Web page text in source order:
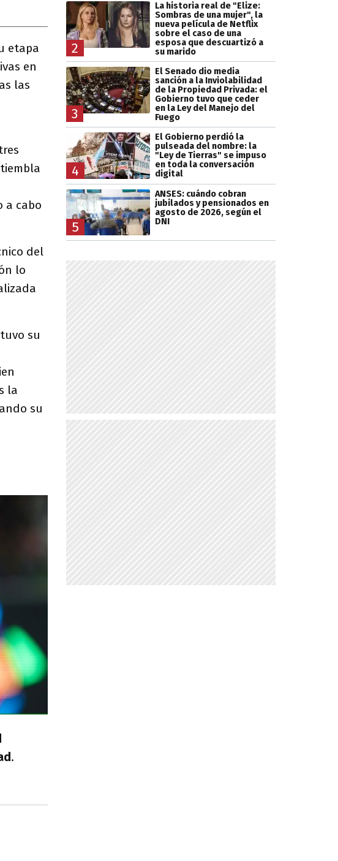
etapa
en
las
a cabo
del
lo
su
la
su
.
2
La historia real de "Elize:
Sombras de una mujer", la
nueva película de Netflix
sobre el caso de una
esposa que descuartizó a
su marido
3
El Senado dio media
sanción a la Inviolabilidad
de la Propiedad Privada: el
Gobierno tuvo que ceder
en la Ley del Manejo del
Fuego
4
El Gobierno perdió la
pulseada del nombre: la
"Ley de Tierras" se impuso
en toda la conversación
digital
5
ANSES: cuándo cobran
jubilados y pensionados en
agosto de 2026, según el
DNI